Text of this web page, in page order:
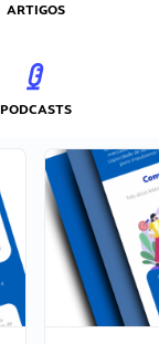
ARTIGOS
PODCASTS